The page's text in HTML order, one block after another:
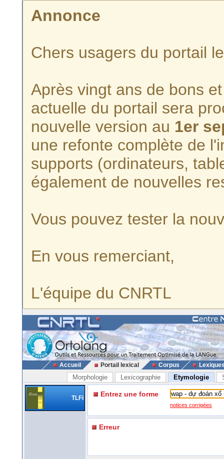
Annonce
Chers usagers du portail
Après vingt ans de bons
actuelle du portail sera
nouvelle version au 1er
une refonte complète de
supports (ordinateurs,
également de nouvelles
Vous pouvez tester la
En vous remerciant,
L'équipe du CNRTL
Accueil Portail lexical Corpus
Morphologie Lexicographie Etymologie
TLFi Entrez une forme
notices corrigées
Erreur